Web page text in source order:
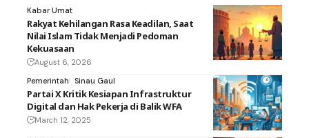
Kabar Umat
Rakyat Kehilangan Rasa Keadilan, Saat
Nilai Islam Tidak Menjadi Pedoman
Kekuasaan
August 6, 2026
Pemerintah
Sinau Gaul
Partai X Kritik Kesiapan Infrastruktur
Digital dan Hak Pekerja di Balik WFA
March 12, 2025